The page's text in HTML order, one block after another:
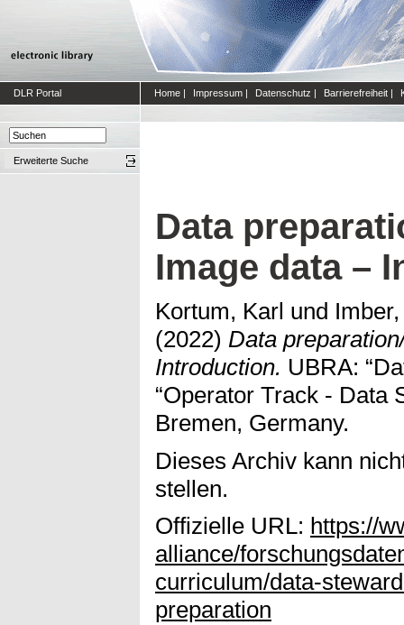
DLR Portal Home | Impressum | Datenschutz | Barrierefreiheit |
Erweiterte Suche
Data
Image data –
Kortum, Karl und
(2022) Data
Introduction. UBRA:
“Operator Track - Data
Bremen, Germany.
Dieses Archiv kann
stellen.
Offizielle URL: https://
alliance/
curriculum/data-
preparation